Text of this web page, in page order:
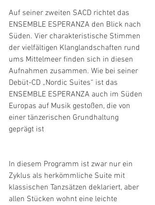
Auf seiner zweiten SACD richtet das
ENSEMBLE ESPERANZA den Blick nach
Süden. Vier charakteristische Stimmen
der vielfältigen Klanglandschaften rund
ums Mittelmeer finden sich in diesen
Aufnahmen zusammen. Wie bei seiner
Debüt-CD „Nordic Suites“ ist das
ENSEMBLE ESPERANZA auch im Süden
Europas auf Musik gestoßen, die von
einer tänzerischen Grundhaltung
geprägt ist
In diesem Programm ist zwar nur ein
Zyklus als herkömmliche Suite mit
klassischen Tanzsätzen deklariert, aber
allen Stücken wohnt eine leichte